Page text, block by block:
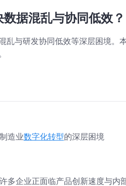
据混乱与协同低效？
乱与研发协同低效等深层困境
造业数字化转型的深层困境
多企业正面临产品创新速度与内